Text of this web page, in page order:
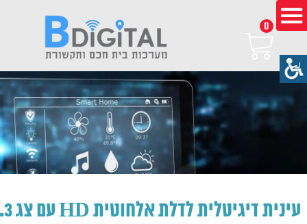
0
עינית דיגיטלית לדלת אלחוטית HD עם צג 4.3